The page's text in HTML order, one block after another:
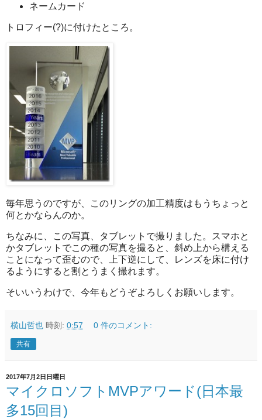
ネームカード
トロフィー(?)に付けたところ。
毎年思うのですが、このリングの加工精度はもうちょっと
何とかならんのか。
ちなみに、この写真、タブレットで撮りました。スマホと
かタブレットでこの種の写真を撮ると、斜め上から構える
ことになって歪むので、上下逆にして、レンズを床に付け
るようにすると割とうまく撮れます。
そいいうわけで、今年もどうぞよろしくお願いします。
横山哲也 時刻: 0:57 0 件のコメント:
共有
2017年7月2日日曜日
マイクロソフトMVPアワード(日本最
多15回目)